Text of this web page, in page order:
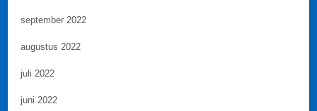
september 2022
augustus 2022
juli 2022
juni 2022